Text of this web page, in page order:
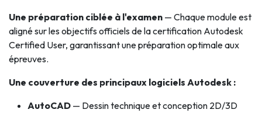
Une préparation ciblée à l'examen — Chaque module est
aligné sur les objectifs officiels de la certification Autodesk
Certified User, garantissant une préparation optimale aux
épreuves.
Une couverture des principaux logiciels Autodesk :
AutoCAD — Dessin technique et conception 2D/3D